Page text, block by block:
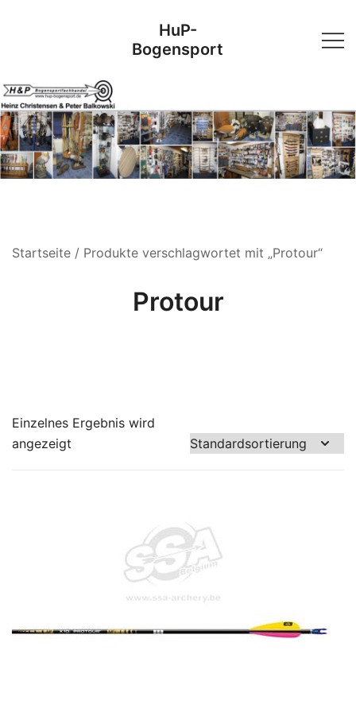
HuP-
Bogensport
Startseite / Produkte verschlagwortet mit „Protour“
Protour
Einzelnes Ergebnis wird
angezeigt